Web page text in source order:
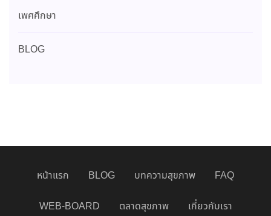
เพศศึกษา
BLOG
หน้าแรก BLOG บทความสุขภาพ FAQ
WEB-BOARD ตลาดสุขภาพ เกี่ยวกับเรา